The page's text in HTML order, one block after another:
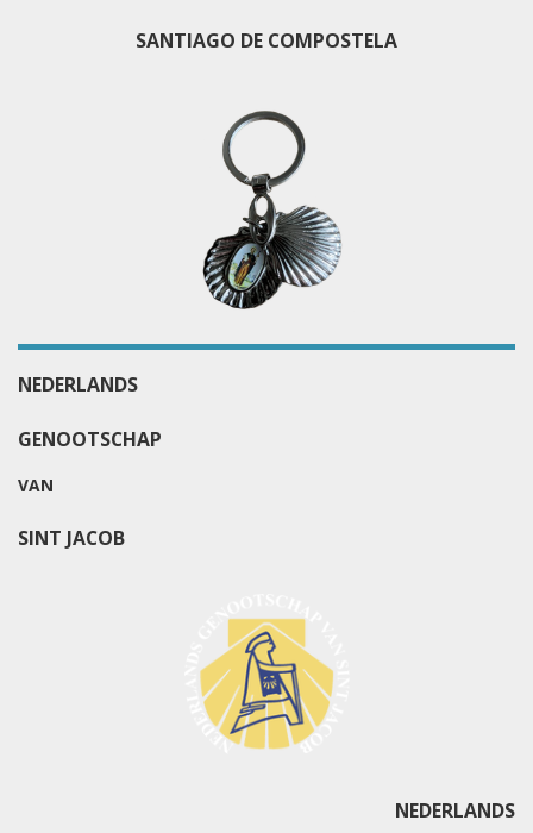
SANTIAGO DE COMPOSTELA
NEDERLANDS
GENOOTSCHAP
VAN
SINT JACOB
NEDERLANDS